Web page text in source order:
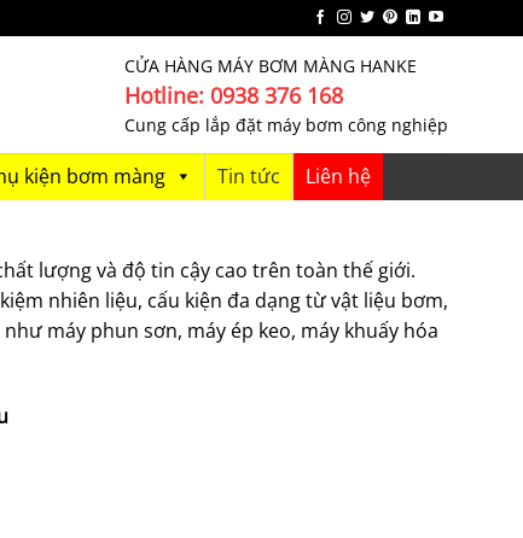
CỬA HÀNG MÁY BƠM MÀNG HANKE
Hotline: 0938 376 168
Cung cấp lắp đặt máy bơm công nghiệp
kiện bơm màng Tin tức Liên hệ
lượng và độ tin cậy cao trên toàn thế giới.
nhiên liệu, cấu kiện đa dạng từ vật liệu bơm,
máy phun sơn, máy ép keo, máy khuấy hóa